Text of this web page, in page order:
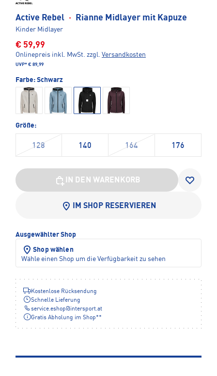
Active Rebel · Rianne Midlayer mit Kapuze
Kinder Midlayer
€ 59,99
Onlinepreis inkl. MwSt. zzgl. Versandkosten
UVP* € 89,99
Farbe: Schwarz
Größe:
128 140 164 176
IN DEN WARENKORB
IM SHOP RESERVIEREN
Ausgewählter Shop
Shop wählen
Wähle einen Shop um die Verfügbarkeit zu sehen
Kostenlose Rücksendung
Schnelle Lieferung
service.eshop@ intersport.at
Gratis Abholung im Shop**